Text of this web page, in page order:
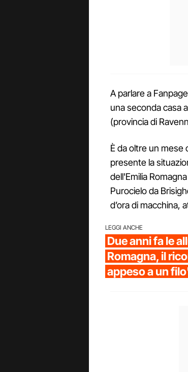
A parlare a
una seconda casa a
(provincia di
È da oltre un mese
presente la
dell'Emilia
Purocielo da
d’ora di macchina,
LEGGI ANCHE
Due anni fa le
Romagna, il
appeso a un